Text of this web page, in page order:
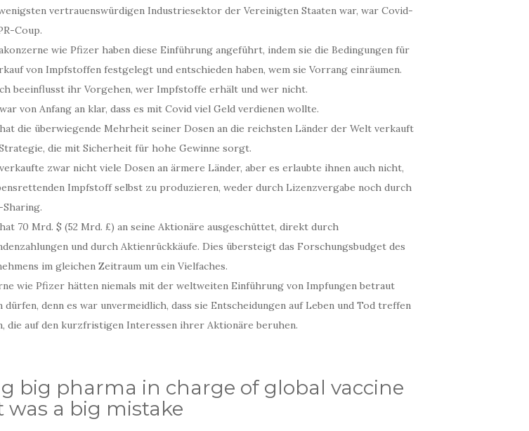
vertrauenswürdigen Industriesektor der Vereinigten Staaten war, war Covid-
Coup.
wie Pfizer haben diese Einführung angeführt, indem sie die Bedingungen für
von Impfstoffen festgelegt und entschieden haben, wem sie Vorrang einräumen.
beeinflusst ihr Vorgehen, wer Impfstoffe erhält und wer nicht.
von Anfang an klar, dass es mit Covid viel Geld verdienen wollte.
die überwiegende Mehrheit seiner Dosen an die reichsten Länder der Welt verkauft
die mit Sicherheit für hohe Gewinne sorgt.
zwar nicht viele Dosen an ärmere Länder, aber es erlaubte ihnen auch nicht,
Impfstoff selbst zu produzieren, weder durch Lizenzvergabe noch durch
70 Mrd. $ (52 Mrd. £) an seine Aktionäre ausgeschüttet, direkt durch
und durch Aktienrückkäufe. Dies übersteigt das Forschungsbudget des
im gleichen Zeitraum um ein Vielfaches.
wie Pfizer hätten niemals mit der weltweiten Einführung von Impfungen betraut
dürfen, denn es war unvermeidlich, dass sie Entscheidungen auf Leben und Tod treffen
die auf den kurzfristigen Interessen ihrer Aktionäre beruhen.
big pharma in charge of global vaccine
was a big mistake